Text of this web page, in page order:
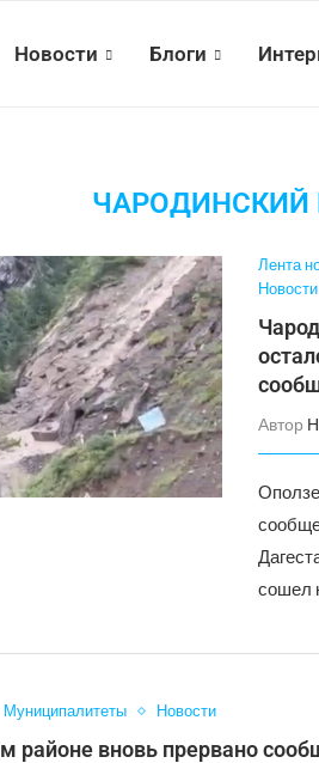
Новости Блоги
ЧАРОДИНСКИЙ
Лента
Новости
Автор
сошел
Муниципалитеты Новости
районе вновь прервано